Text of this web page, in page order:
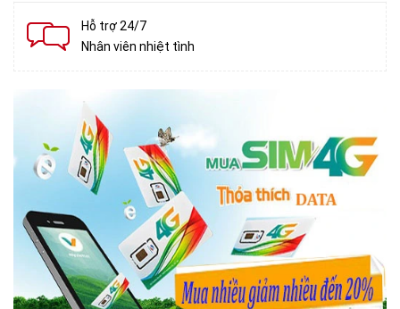
Hỗ trợ 24/7
Nhân viên nhiệt tình